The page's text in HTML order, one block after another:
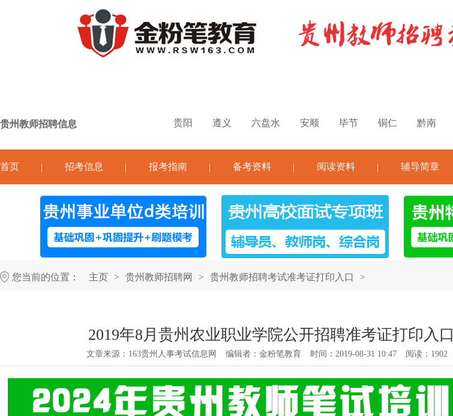
贵州教师招聘信息 贵阳 遵义 六盘水 安顺 毕节 铜仁 黔南
首页 招考信息 报考指南 备考资料 阅读资料 辅导简章
您当前的位置： 主页 > 贵州教师招聘网 > 贵州教师招聘考试准考证打印入口 >
2019年8月贵州农业职业学院公开招聘准考证打印入口
文章来源： 163贵州人事考试信息网 编辑者： 金粉笔教育 时间：2019-08-31 10:47 阅读： 1902